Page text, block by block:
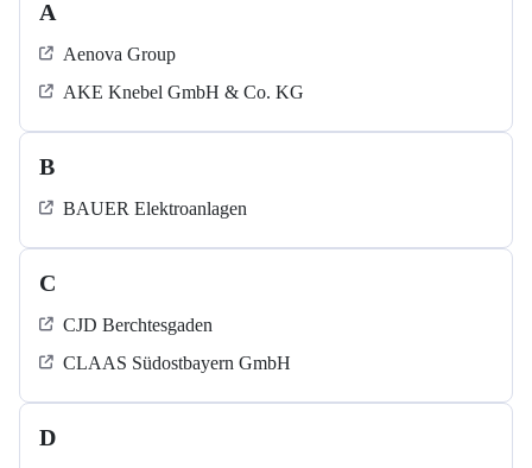
A
Aenova Group
AKE Knebel GmbH & Co. KG
B
BAUER Elektroanlagen
C
CJD Berchtesgaden
CLAAS Südostbayern GmbH
D